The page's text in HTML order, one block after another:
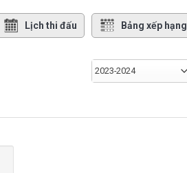
Lịch thi đấu Bảng xếp hạng
2023-2024